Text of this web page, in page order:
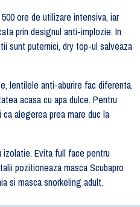
ore de utilizare intensiva, iar
prin designul anti-implozie. In
sunt puternici, dry top-ul salveaza
lentilele anti-aburire fac diferenta.
acasa cu apa dulce. Pentru
alegerea prea mare duc la
izolatie. Evita full face pentru
pozitioneaza masca Scubapro
si masca snorkeling adult.